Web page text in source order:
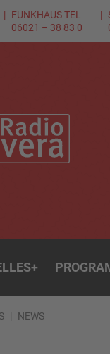
FUNKHAUS TEL
06021 – 38 83 0
+
NEWS